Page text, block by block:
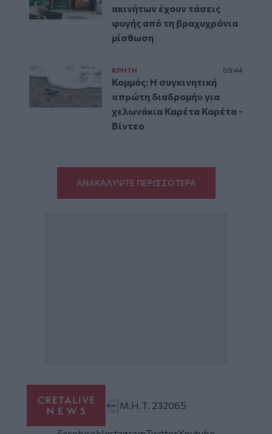
ακινήτων έχουν τάσεις
φυγής από τη βραχυχρόνια
μίσθωση
ΚΡΗΤΗ 09:44
Κομμός: Η συγκινητική
«πρώτη διαδρομή» για
χελωνάκια Καρέτα Καρέτα -
Βίντεο
ΑΝΑΚΑΛΥΨΤΕ ΠΕΡΙΣΣΟΤΕΡΑ
Μ.Η.Τ. 232065